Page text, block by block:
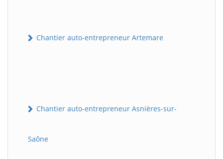
Chantier auto-entrepreneur Artemare
Chantier auto-entrepreneur Asnières-sur-
Saône